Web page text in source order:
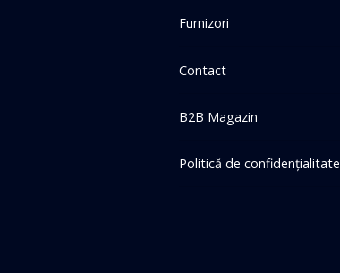
Furnizori
Contact
B2B Magazin
Politică de confidențialitate